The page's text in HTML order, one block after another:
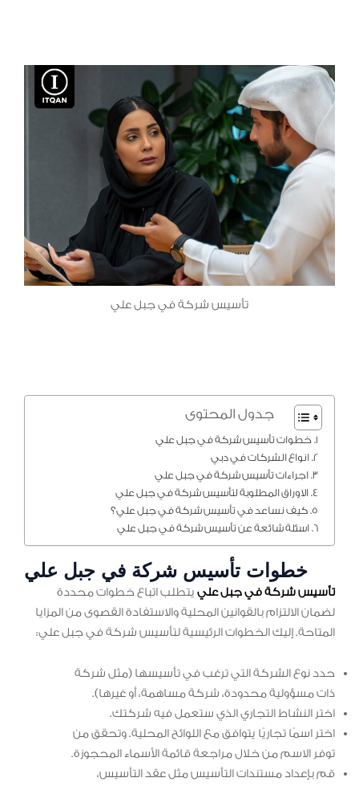
تأسيس شركة في جبل علي
جدول المحتوى
خطوات تأسيس شركة في جبل علي
انواع الشركات في دبي
اجراءات تأسيس شركة في جبل علي
الاوراق المطلوبة لتأسيس شركة في جبل علي
كيف نساعد في تأسيس شركة في جبل علي؟
اسئلة شائعة عن تأسيس شركة في جبل علي
خطوات تأسيس شركة في جبل علي
تأسيس شركة في جبل علي يتطلب اتباع خطوات محددة
لضمان الالتزام بالقوانين المحلية والاستفادة القصوى من المزايا
المتاحة. إليك الخطوات الرئيسية لتأسيس شركة في جبل علي:
حدد نوع الشركة التي ترغب في تأسيسها (مثل شركة
ذات مسؤولية محدودة، شركة مساهمة، أو غيرها).
اختر النشاط التجاري الذي ستعمل فيه شركتك.
اختر اسمًا تجاريًا يتوافق مع اللوائح المحلية. وتحقق من
توفر الاسم من خلال مراجعة قائمة الأسماء المحجوزة.
قم بإعداد مستندات التأسيس مثل عقد التأسيس،